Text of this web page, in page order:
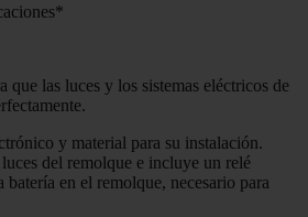
que las luces y los sistemas eléctricos de
y material para su instalación.
del remolque e incluye un relé
batería en el remolque, necesario para